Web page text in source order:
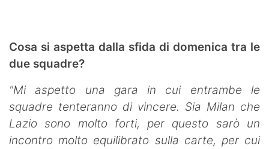
Cosa si aspetta dalla sfida di domenica tra le
due squadre?
"Mi aspetto una gara in cui entrambe le
squadre tenteranno di vincere. Sia Milan che
Lazio sono molto forti, per questo sarò un
incontro molto equilibrato sulla carte, per cui